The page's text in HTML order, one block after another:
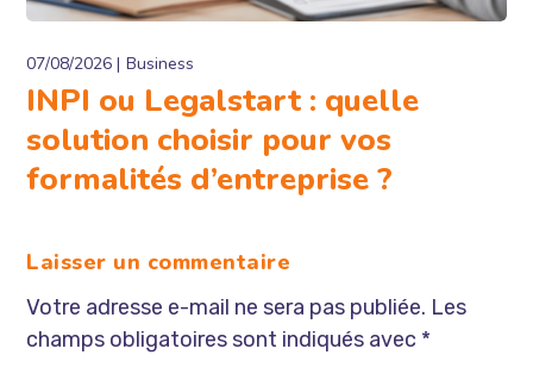
07/08/2026 Business
INPI ou Legalstart : quelle
solution choisir pour vos
formalités d’entreprise ?
Laisser un commentaire
Votre adresse e-mail ne sera pas publiée. Les
champs obligatoires sont indiqués avec *